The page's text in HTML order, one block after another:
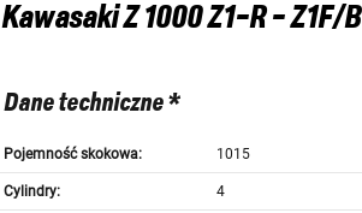
KawasakiZ 1000 Z1-R - Z1F/B
Dane techniczne *
Pojemność skokowa: 1015
Cylindry: 4